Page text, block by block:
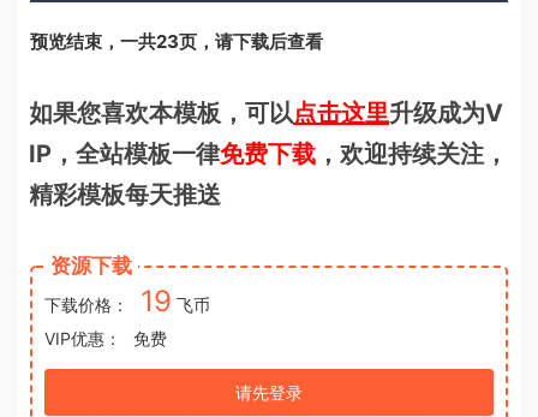
预览结束，一共23页，请下载后查看
如果您喜欢本模板，可以点击这里升级成为V
IP，全站模板一律免费下载 ，欢迎持续关注，
精彩模板每天推送
资源下载
下载价格： 19 飞币
VIP优惠：
免费
请先登录